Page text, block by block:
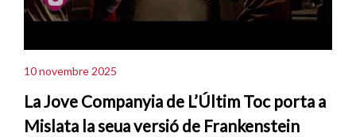
10 novembre 2025
La Jove Companyia de L’Últim Toc porta a
Mislata la seua versió de Frankenstein